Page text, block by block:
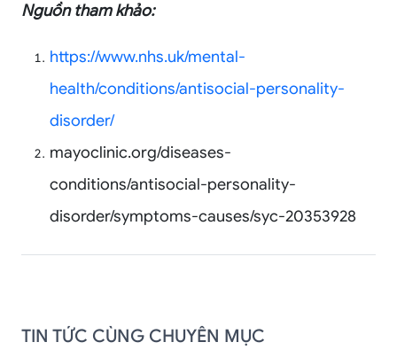
Nguồn tham khảo:
https://www.nhs.uk/mental-
health/conditions/antisocial-personality-
disorder/
mayoclinic.org/diseases-
conditions/antisocial-personality-
disorder/symptoms-causes/syc-20353928
TIN TỨC CÙNG CHUYÊN MỤC